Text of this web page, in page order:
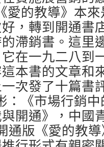
愛的教導》本
，轉到開通書
滯銷書。這里
在一九二八到
本書的文章和
次發了十篇書
：《市場行銷
開通》，中國
通版《愛的教